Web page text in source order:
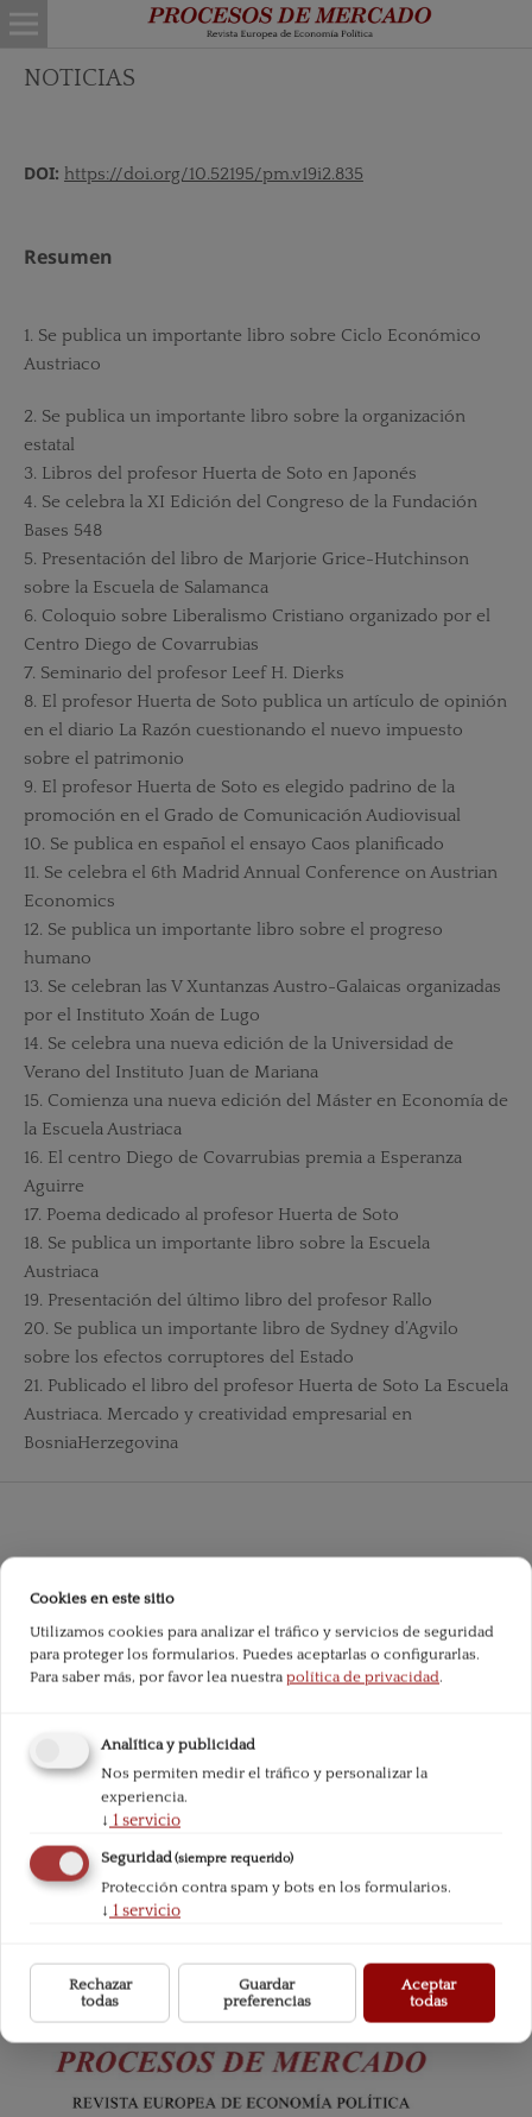
NOTICIAS
DOI: https://doi.org/10.52195/pm.v19i2.835
Resumen
1. Se publica un importante libro sobre Ciclo Económico
Austriaco
2. Se publica un importante libro sobre la organización
estatal
3. Libros del profesor Huerta de Soto en Japonés
4. Se celebra la XI Edición del Congreso de la Fundación
Bases 548
5. Presentación del libro de Marjorie Grice-Hutchinson
sobre la Escuela de Salamanca
6. Coloquio sobre Liberalismo Cristiano organizado por el
Centro Diego de Covarrubias
7. Seminario del profesor Leef H. Dierks
8. El profesor Huerta de Soto publica un artículo de opinión
en el diario La Razón cuestionando el nuevo impuesto
sobre el patrimonio
9. El profesor Huerta de Soto es elegido padrino de la
promoción en el Grado de Comunicación Audiovisual
10. Se publica en español el ensayo Caos planificado
11. Se celebra el 6th Madrid Annual Conference on Austrian
Economics
12. Se publica un importante libro sobre el progreso
humano
13. Se celebran las V Xuntanzas Austro-Galaicas organizadas
por el Instituto Xoán de Lugo
14. Se celebra una nueva edición de la Universidad de
Verano del Instituto Juan de Mariana
15. Comienza una nueva edición del Máster en Economía de
la Escuela Austriaca
16. El centro Diego de Covarrubias premia a Esperanza
Aguirre
17. Poema dedicado al profesor Huerta de Soto
18. Se publica un importante libro sobre la Escuela
Austriaca
19. Presentación del último libro del profesor Rallo
20. Se publica un importante libro de Sydney d’Agvilo
sobre los efectos corruptores del Estado
21. Publicado el libro del profesor Huerta de Soto La Escuela
Austriaca. Mercado y creatividad empresarial en
BosniaHerzegovina
Descargas
Total de descargas desde la publicación:1,180
Cookies en este sitio
Utilizamos cookies para analizar el tráfico y servicios de seguridad
para proteger los formularios. Puedes aceptarlas o configurarlas.
Para saber más, por favor lea nuestra política de privacidad.
Analítica y publicidad
Nos permiten medir el tráfico y personalizar la
experiencia.
↓ 1servicio
Seguridad(siempre requerido)
Protección contra spam y bots en los formularios.
↓ 1servicio
Rechazar
todas
Guardar
preferencias
Aceptar
todas